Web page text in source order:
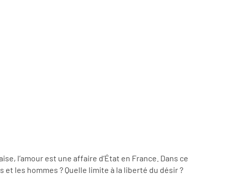
l’amour est une affaire d’État en France. Dans ce
les hommes ? Quelle limite à la liberté du désir ?